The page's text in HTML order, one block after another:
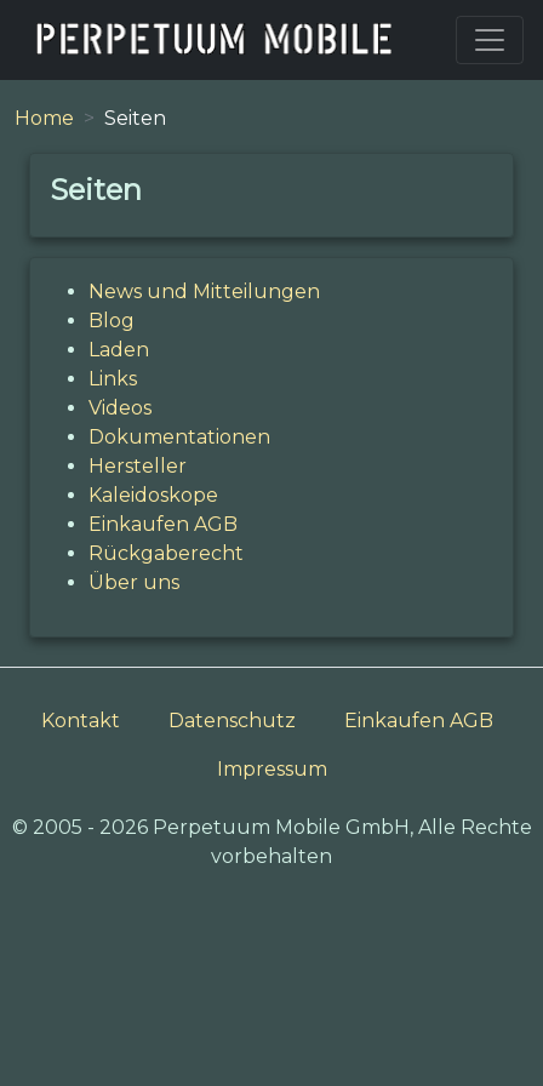
Home Seiten
Seiten
News und Mitteilungen
Blog
Laden
Links
Videos
Dokumentationen
Hersteller
Kaleidoskope
Einkaufen AGB
Rückgaberecht
Über uns
Kontakt Datenschutz Einkaufen AGB
Impressum
© 2005 - 2026 Perpetuum Mobile GmbH, Alle Rechte
vorbehalten